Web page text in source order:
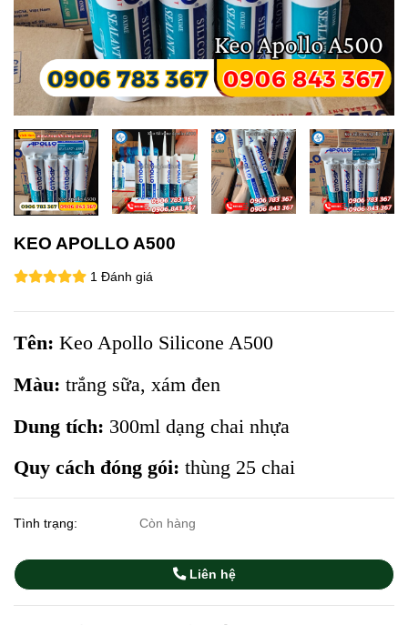
KEO APOLLO A500
1 Đánh giá
Tên: Keo Apollo Silicone A500
Màu: trắng sữa, xám đen
Dung tích: 300ml dạng chai nhựa
Quy cách đóng gói: thùng 25 chai
Tình trạng: Còn hàng
Liên hệ